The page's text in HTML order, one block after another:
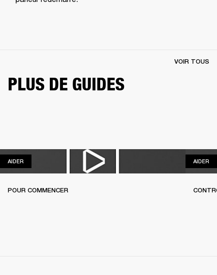
PLUS DE GUIDES
VOIR TOUS
AIDER
POUR COMMENCER
AIDER